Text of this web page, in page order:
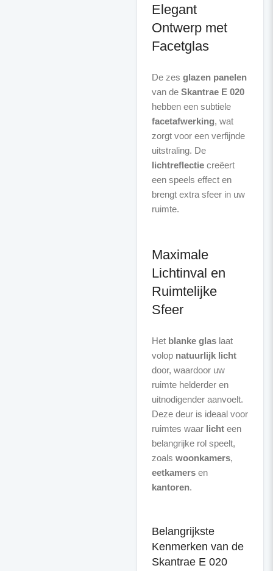
Elegant
Ontwerp met
Facetglas
De zes glazen panelen
van de Skantrae E 020
hebben een subtiele
facetafwerking, wat
zorgt voor een verfijnde
uitstraling. De
lichtreflectiecreëert
een speels effect en
brengt extra sfeer in uw
ruimte.
Maximale
Lichtinval en
Ruimtelijke
Sfeer
Het blanke glaslaat
volop natuurlijk licht
door, waardoor uw
ruimte helderder en
uitnodigender aanvoelt.
Deze deur is ideaal voor
ruimtes waar lichteen
belangrijke rol speelt,
zoals woonkamers,
eetkamersen
kantoren.
Belangrijkste
Kenmerken van de
Skantrae E 020